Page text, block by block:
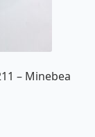
– Minebea